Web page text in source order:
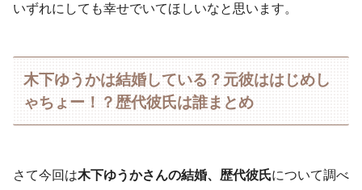
いずれにしても幸せでいてほしいなと思います。
木下ゆうかは結婚している？元彼ははじめし
ゃちょー！？歴代彼氏は誰まとめ
さて今回は木下ゆうかさんの結婚、歴代彼氏について調べ